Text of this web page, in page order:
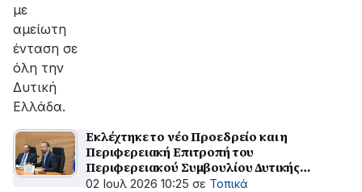
με
αμείωτη
ένταση σε
όλη την
Δυτική
Ελλάδα.
Εκλέχτηκε το νέο Προεδρείο και η
Περιφερειακή Επιτροπή του
Περιφερειακού Συμβουλίου Δυτικής
Ελλάδας
02 Ιουλ 2026 10:25 σε Τοπικά